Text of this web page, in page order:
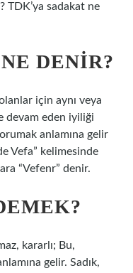
TDK’ya sadakat ne
DENIR?
için aynı veya
devam eden iyiliği
anlamına gelir
Vefa” kelimesinde
“Vefenr” denir.
kararlı; Bu,
gelir. Sadık,